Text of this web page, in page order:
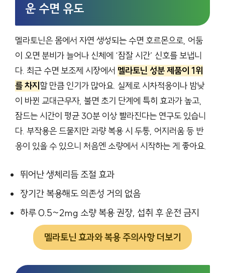
운 수면 유도
멜라토닌은 몸에서 자연 생성되는 수면 호르몬으로, 어둠
이 오면 분비가 늘어나 신체에 ‘잠잘 시간’ 신호를 보냅니
다. 최근 수면 보조제 시장에서 멜라토닌 성분 제품이 1위
를 차지할 만큼 인기가 많아요. 실제로 시차적응이나 밤낮
이 바뀐 교대근무자, 불면 초기 단계에 특히 효과가 높고,
잠드는 시간이 평균 30분 이상 빨라진다는 연구도 있습니
다. 부작용은 드물지만 과량 복용 시 두통, 어지러움 등 반
응이 있을 수 있으니 처음엔 소량에서 시작하는 게 좋아요.
뛰어난 생체리듬 조절 효과
장기간 복용해도 의존성 거의 없음
하루 0.5~2mg 소량 복용 권장, 섭취 후 운전 금지
멜라토닌 효과와 복용 주의사항 더보기